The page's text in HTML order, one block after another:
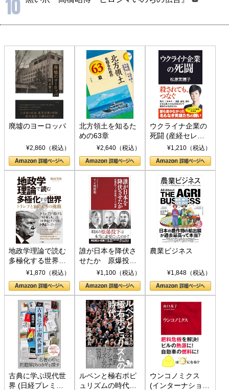
10
廃墟のヨーロッパ
¥2,860（税込）
北方領土を知るた
めの63章
¥2,640（税込）
ウクライナ企業の
死闘 (産経セレク
ト S 039)¥1,210（税込）
地政学理論で読む
多極化する世界：
トランプとBRICS
の挑戦
¥1,870（税込）
誰が日本を降伏さ
せたか 原爆投
下、ソ連参戦、そ
して聖断 (PHP新
書)
¥1,100（税込）
農業ビジネス
¥1,848（税込）
古典に学ぶ現代世
界 (日経プレミア
ルペンと極右ポピ
ュリズムの時代：
ウンコノミクス
(インターナショナ